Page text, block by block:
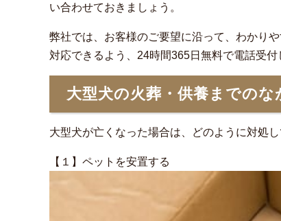
い合わせておきましょう。
弊社では、お客様のご要望に沿って、わかり
対応できるよう、24時間365日無料で電話受
大型犬の火葬・供養までのな
大型犬が亡くなった場合は、どのように対処
【１】ペットを安置する